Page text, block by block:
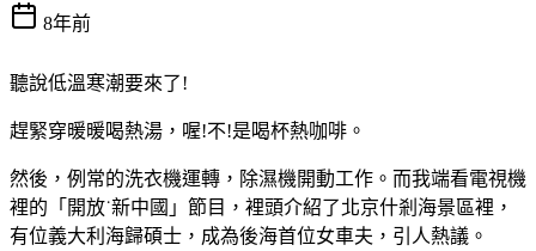
8年前
聽說低溫寒潮要來了!
趕緊穿暖暖喝熱湯，喔!不!是喝杯熱咖啡。
然後，例常的洗衣機運轉，除濕機開動工作。而我端看電視機
裡的「開放˙新中國」節目，裡頭介紹了北京什剎海景區裡，
有位義大利海歸碩士，成為後海首位女車夫，引人熱議。